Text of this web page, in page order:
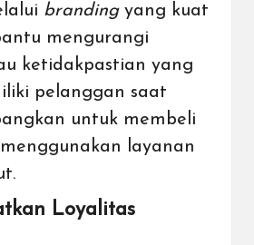
brandingyang kuat
mengurangi
ketidakpastian yang
pelanggan saat
untuk membeli
layanan
Loyalitas